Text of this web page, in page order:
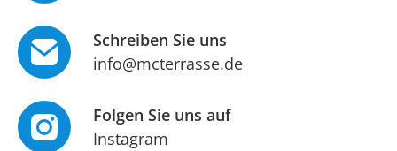
Schreiben Sie uns
info@mcterrasse.de
Folgen Sie uns auf
Instagram